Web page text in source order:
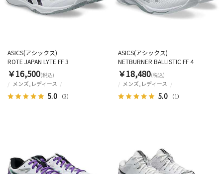
メンズ,レディース
5.0 （3）
ASICS(アシックス)
ROTE JAPAN LYTE FF 3
￥16,500(税込)
メンズ,レディース
5.0 （1）
ASICS(アシックス)
NETBURNER BALLISTIC FF 4
￥18,480(税込)